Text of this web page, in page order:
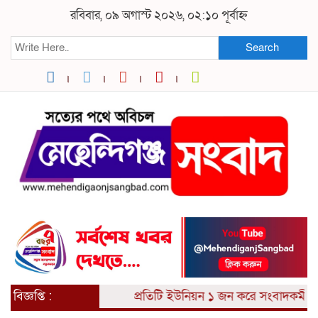
রবিবার, ০৯ অগাস্ট ২০২৬, ০২:১০ পূর্বাহ্ন
Search
বিজ্ঞপ্তি : প্রতিটি ইউনিয়ন ১ জন করে সংবাদকর্মী